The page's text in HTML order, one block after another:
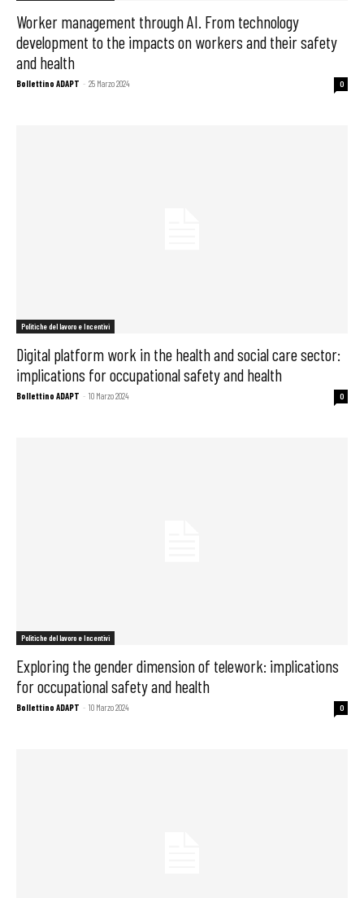
Worker management through AI. From technology
development to the impacts on workers and their safety
and health
Bollettino ADAPT - 25 Marzo 2024 0
Politiche del lavoro e Incentivi
Digital platform work in the health and social care sector:
implications for occupational safety and health
Bollettino ADAPT - 10 Marzo 2024 0
Politiche del lavoro e Incentivi
Exploring the gender dimension of telework: implications
for occupational safety and health
Bollettino ADAPT - 10 Marzo 2024 0